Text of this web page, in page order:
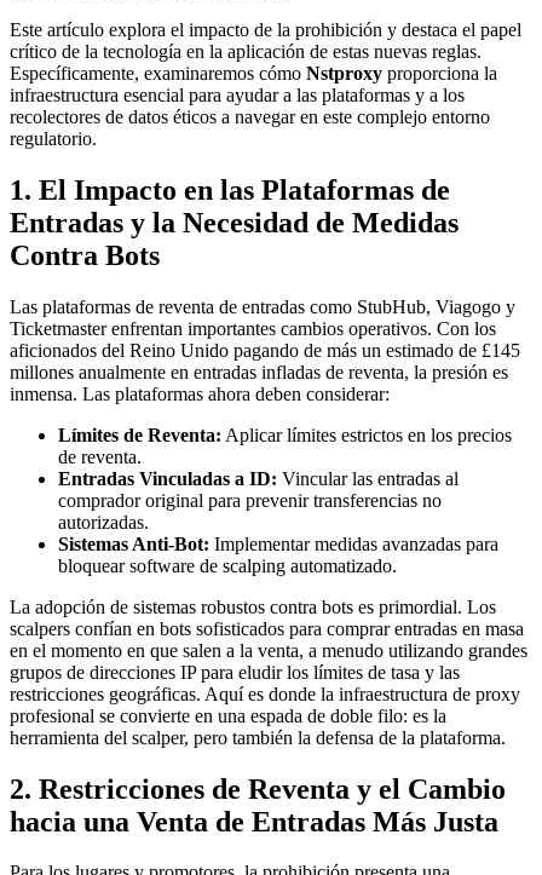
Este artículo explora el impacto de la prohibición y destaca el papel
crítico de la tecnología en la aplicación de estas nuevas reglas.
Específicamente, examinaremos cómo Nstproxy proporciona la
infraestructura esencial para ayudar a las plataformas y a los
recolectores de datos éticos a navegar en este complejo entorno
regulatorio.
1. El Impacto en las Plataformas de
Entradas y la Necesidad de Medidas
Contra Bots
Las plataformas de reventa de entradas como StubHub, Viagogo y
Ticketmaster enfrentan importantes cambios operativos. Con los
aficionados del Reino Unido pagando de más un estimado de £145
millones anualmente en entradas infladas de reventa, la presión es
inmensa. Las plataformas ahora deben considerar:
Límites de Reventa: Aplicar límites estrictos en los precios
de reventa.
Entradas Vinculadas a ID: Vincular las entradas al
comprador original para prevenir transferencias no
autorizadas.
Sistemas Anti-Bot: Implementar medidas avanzadas para
bloquear software de scalping automatizado.
La adopción de sistemas robustos contra bots es primordial. Los
scalpers confían en bots sofisticados para comprar entradas en masa
en el momento en que salen a la venta, a menudo utilizando grandes
grupos de direcciones IP para eludir los límites de tasa y las
restricciones geográficas. Aquí es donde la infraestructura de proxy
profesional se convierte en una espada de doble filo: es la
herramienta del scalper, pero también la defensa de la plataforma.
2. Restricciones de Reventa y el Cambio
hacia una Venta de Entradas Más Justa